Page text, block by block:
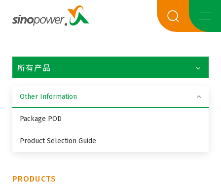
所有产品
Other Information
Package POD
Product Selection Guide
PRODUCTS